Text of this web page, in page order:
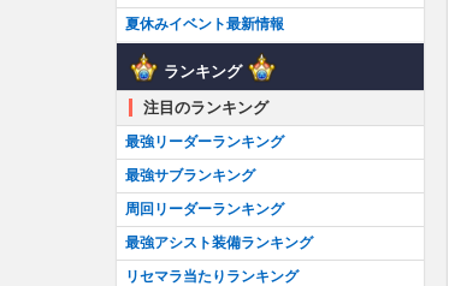
夏休みイベント最新情報
ランキング
注目のランキング
最強リーダーランキング
最強サブランキング
周回リーダーランキング
最強アシスト装備ランキング
リセマラ当たりランキング